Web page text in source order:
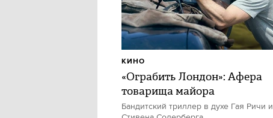
«Ограбить Лондон»: Афера
товарища майора
Бандитский триллер в духе Гая Ричи и
КИНО